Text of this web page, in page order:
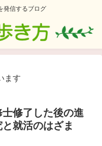
発信するブログ
ます
士修了した後の進
就活のはざま